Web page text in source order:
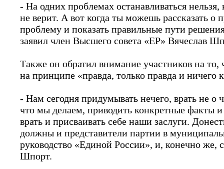
- На одних проблемах останавливаться
не верит. А вот когда ты можешь рассказать о
проблему и показать правильные пути
заявил член Высшего совета «ЕР» Вячеслав
Также он обратил внимание участников на
на принципе «правда, только правда и ничего
- Нам сегодня придумывать нечего, врать не
что мы делаем, приводить конкретные факты
врать и присваивать себе наши заслуги.
должны и представители партии в
руководство «Единой России», и, конечно же,
Шпорт.